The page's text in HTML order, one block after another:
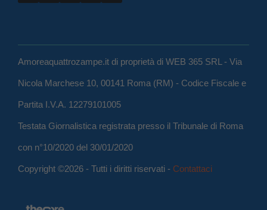
Amoreaquattrozampe.it di proprietà di WEB 365 SRL - Via
Nicola Marchese 10, 00141 Roma (RM) - Codice Fiscale e
Partita I.V.A. 12279101005
Testata Giornalistica registrata presso il Tribunale di Roma
con n°10/2020 del 30/01/2020
Copyright ©2026 - Tutti i diritti riservati - Contattaci